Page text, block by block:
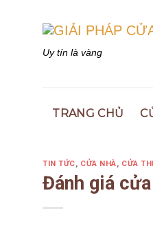
Uy tín là vàng
TRANG CHỦ
TIN TỨC, CỬA NHÀ, CỬA
Đánh giá